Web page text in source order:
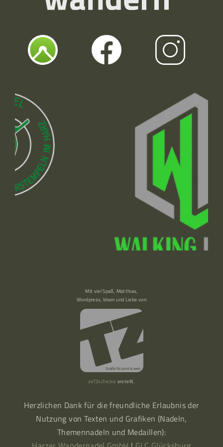
Mit viel Spaß, Matthias,
Herzlichen Dank für die freundliche Erlaubnis der
Nutzung von Texten und Grafiken (Nadeln,
Themennadeln und Medaillen):